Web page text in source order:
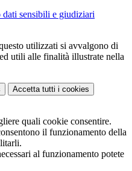
sensibili e giudiziari
utilizzati si avvalgono di
utili alle finalità illustrate nella
Accetta tutti i cookies
quali cookie consentire.
il funzionamento della
al funzionamento potete